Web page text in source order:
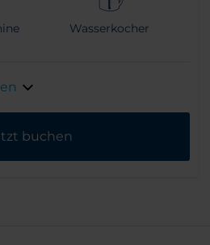
Wasserkocher
buchen